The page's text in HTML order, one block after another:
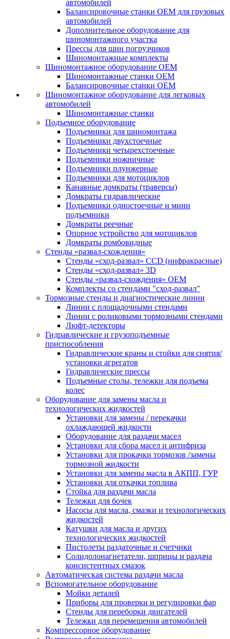
автомобилей
Балансировочные станки ОЕМ для грузовых
автомобилей
Дополнительное оборудование для
шиномонтажного участка
Прессы для шин погрузчиков
Шиномонтажные комплекты
Шиномонтажное оборудование ОЕМ
Шиномонтажные станки ОЕМ
Балансировочные станки ОЕМ
Шиномонтажное оборудование для легковых
автомобилей
Шиномонтажные станки
Подъемное оборудование
Подъемники для шиномонтажа
Подъемники двухстоечные
Подъемники четырехстоечные
Подъемники ножничные
Подъемники плунжерные
Подъемники для мотоциклов
Канавные домкраты (траверсы)
Домкраты гидравлические
Подъемники одностоечные и мини
подъемники
Домкраты реечные
Опорное устройство для мотоциклов
Домкраты ромбовидные
Стенды «развал-схождения»
Стенды «сход-развал» CCD (инфракрасные)
Стенды «сход-развал» 3D
Стенды «развал-схождения» ОЕМ
Комплекты со стендами "сход-развал"
Тормозные стенды и диагностические линии
Линии с площадочными стендами
Линии с роликовыми тормозными стендами
Люфт-детекторы
Гидравлические и грузоподъемные
приспособления
Гидравлические краны и стойки для снятия/
установки агрегатов
Гидравлические прессы
Подъемные столы, тележки для подъема
колес
Оборудование для замены масла и
технологических жидкостей
Установки для замены / перекачки
охлаждающей жидкости
Оборудование для раздачи масел
Установки для сбора масел и антифриза
Установки для прокачки тормозов /замены
тормозной жидкости
Установки для замены масла в АКПП, ГУР
Установки для откачки топлива
Стойка для раздачи масла
Тележки для бочек
Насосы для масла, смазки и технологических
жидкостей
Катушки для масла и других
технологических жидкостей
Пистолеты раздаточные и счетчики
Солидолонагнетатели, шприцы и раздача
консистентных смазок
Автоматическая система раздачи масла
Вспомогательное оборудование
Мойки деталей
Приборы для проверки и регулировки фар
Стенды для переборки двигателей
Тележки для перемещения автомобилей
Компрессорное оборудование